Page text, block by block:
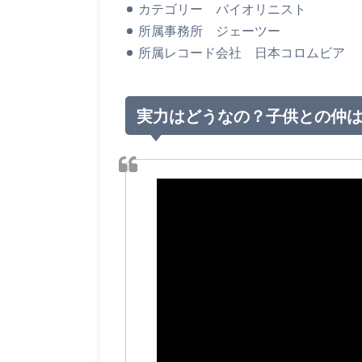
カテゴリー バイオリニスト
所属事務所 ジェーツー
所属レコード会社 日本コロムビア
実力はどうなの？子供との仲